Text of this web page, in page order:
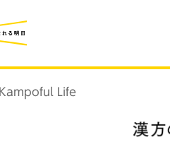
Kampoful Life